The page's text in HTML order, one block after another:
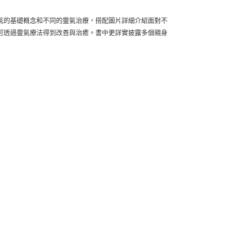
基礎概念和不同的靈氣治療，搭配圖片詳細介紹面對不
過靈氣療法得到改善與治癒。書中更詳實披露多個親身